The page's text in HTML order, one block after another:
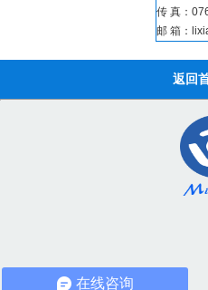
传 真：
邮 箱：
返回
在线咨询